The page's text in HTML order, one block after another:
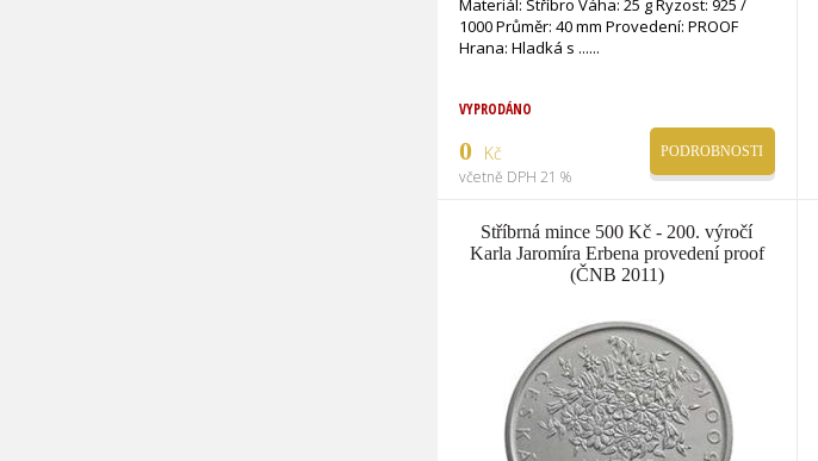
Materiál: Stříbro Váha: 25 g Ryzost: 925 /
1000 Průměr: 40 mm Provedení: PROOF
Hrana: Hladká s ...
VYPRODÁNO
0 Kč
včetně DPH 21 %
PODROBNOSTI
Stříbrná mince 500 Kč - 200. výročí
Karla Jaromíra Erbena provedení proof
(ČNB 2011)